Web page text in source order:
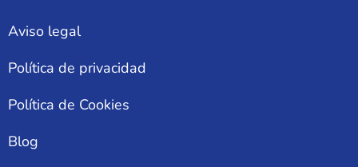
Aviso legal
Política de privacidad
Política de Cookies
Blog